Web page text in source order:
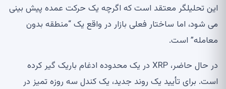
این تحلیلگر معتقد است که اگرچه یک حرکت عمده پیش بینی
می شود، اما ساختار فعلی بازار در واقع یک “منطقه بدون
معامله” است.
در حال حاضر، XRP در یک محدوده ادغام باریک گیر کرده
است. برای تأیید یک روند جدید، یک کندل سه روزه تمیز در